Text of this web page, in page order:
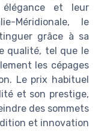
et leur
Méridionale, le
grâce à sa
qualité, tel que le
les cépages
Le prix habituel
et son prestige,
des sommets
et innovation